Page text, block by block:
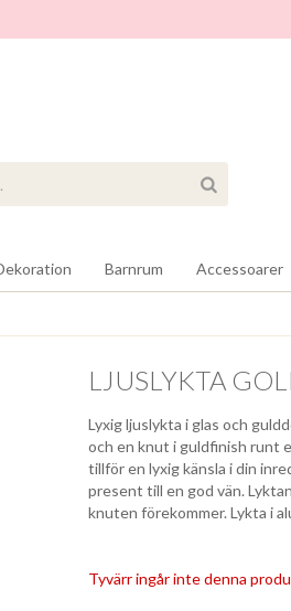
Barnrum Accessoarer
LJUSLYKTA
Lyxig ljuslykta i glas och
och en knut i guldfinish runt
tillför en lyxig känsla i din
present till en god vän.
knuten förekommer. Lykta i
Tyvärr ingår inte denna